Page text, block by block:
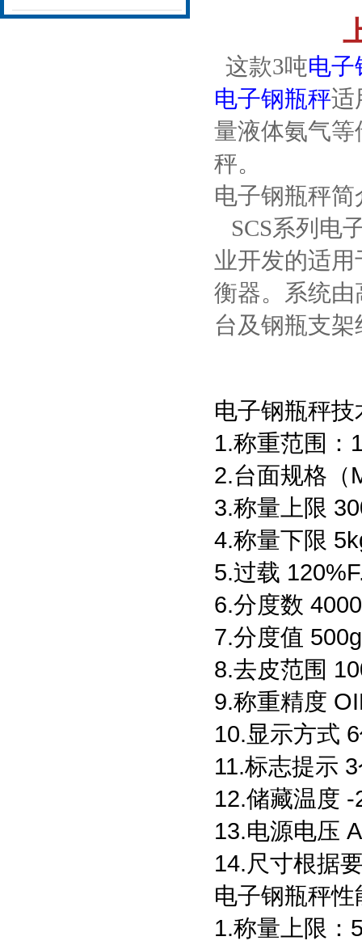
这款3吨电子
电子钢瓶秤适
量液体氨气
秤。
电子钢瓶秤简
SCS系列电
业开发的适
衡器。系统
台及钢瓶支架
电子钢瓶秤
1.称重范围：
2.台面规格（
3.称量上限
4.称量下限
5.过载
6.分度数
7.分度值
8.去皮范围
9.称重精度
10.显示方式
11.标志提示
12.储藏温度
13.电源电压
14.尺寸根据
电子钢瓶秤性
1.称量上限：